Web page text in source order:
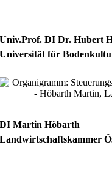
Univ.Prof. DI Dr. Hubert
Universität für
DI Martin Höbarth
Landwirtschaftskammer